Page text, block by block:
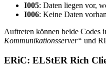
I005: Daten liegen vor,
I006: Keine Daten
Auftreten können beide Codes
Kommunikationsserver“ und
ERiC: ELStER Rich